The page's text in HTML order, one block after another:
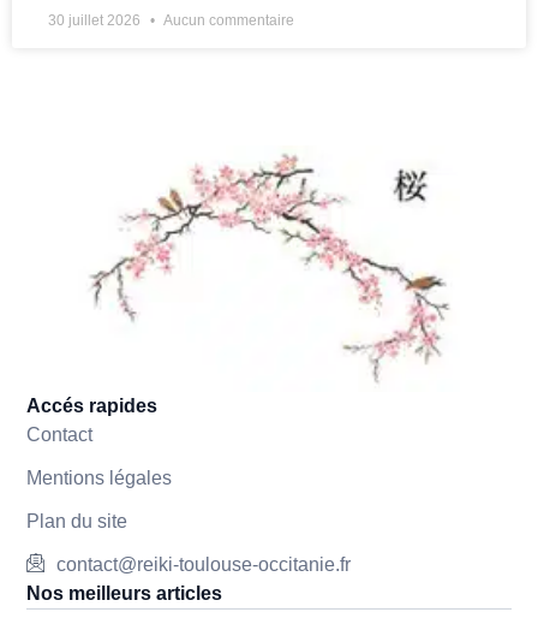
30 juillet 2026 Aucun commentaire
Accés rapides
Contact
Mentions légales
Plan du site
contact@reiki-toulouse-occitanie.fr
Nos meilleurs articles